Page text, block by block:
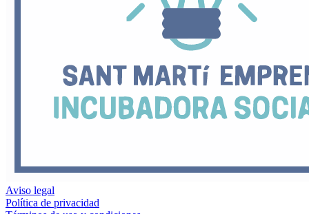
Aviso legal
Política de privacidad